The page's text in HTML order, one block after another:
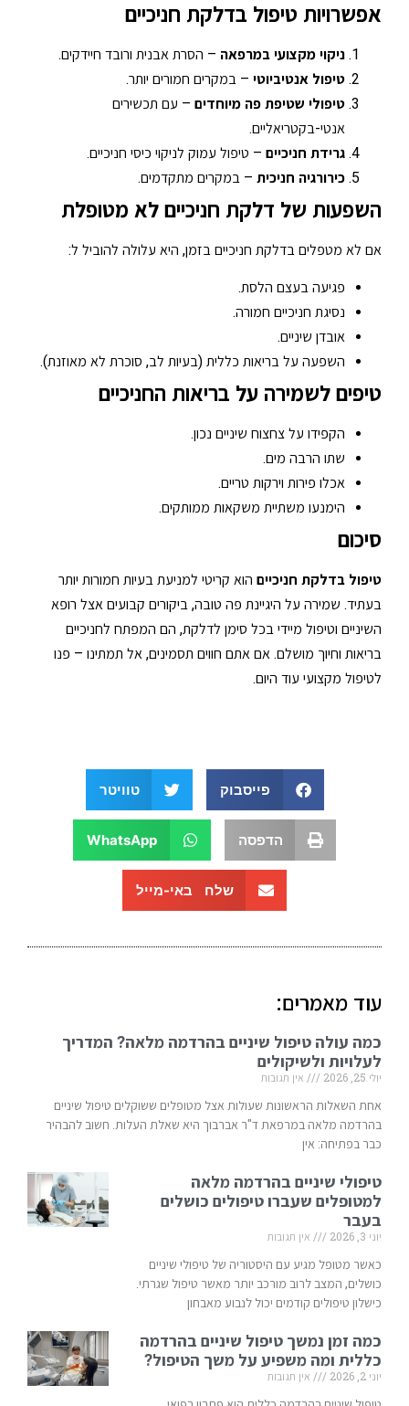
אפשרויות טיפול בדלקת חניכיים
ניקוי מקצועי במרפאה – הסרת אבנית ורובד חיידקים.
טיפול אנטיביוטי – במקרים חמורים יותר.
טיפולי שטיפת פה מיוחדים – עם תכשירים
אנטי-בקטריאליים.
גרידת חניכיים – טיפול עמוק לניקוי כיסי חניכיים.
כירורגיה חניכית – במקרים מתקדמים.
השפעות של דלקת חניכיים לא מטופלת
אם לא מטפלים בדלקת חניכיים בזמן, היא עלולה להוביל ל:
פגיעה בעצם הלסת.
נסיגת חניכיים חמורה.
אובדן שיניים.
השפעה על בריאות כללית (בעיות לב, סוכרת לא מאוזנת).
טיפים לשמירה על בריאות החניכיים
הקפידו על צחצוח שיניים נכון.
שתו הרבה מים.
אכלו פירות וירקות טריים.
הימנעו משתיית משקאות ממותקים.
סיכום
טיפול בדלקת חניכיים הוא קריטי למניעת בעיות חמורות יותר
בעתיד. שמירה על היגיינת פה טובה, ביקורים קבועים אצל רופא
השיניים וטיפול מיידי בכל סימן לדלקת, הם המפתח לחניכיים
בריאות וחיוך מושלם. אם אתם חווים תסמינים, אל תמתינו – פנו
לטיפול מקצועי עוד היום.
פייסבוק טוויטר
הדפסה WhatsApp
שלח באי-מייל
עוד מאמרים:
כמה עולה טיפול שיניים בהרדמה מלאה? המדריך
לעלויות ולשיקולים
יולי 25, 2026
אין תגובות
אחת השאלות הראשונות שעולות אצל מטופלים ששוקלים טיפול שיניים
בהרדמה מלאה במרפאת ד"ר אברבוך היא שאלת העלות. חשוב להבהיר
כבר בפתיחה: אין
טיפולי שיניים בהרדמה מלאה
למטופלים שעברו טיפולים כושלים
בעבר
יוני 3, 2026
אין תגובות
כאשר מטופל מגיע עם היסטוריה של טיפולי שיניים
כושלים, המצב לרוב מורכב יותר מאשר טיפול שגרתי.
כישלון טיפולים קודמים יכול לנבוע מאבחון
כמה זמן נמשך טיפול שיניים בהרדמה
כללית ומה משפיע על משך הטיפול?
יוני 2, 2026
אין תגובות